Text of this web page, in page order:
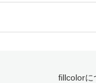
fillcolorに